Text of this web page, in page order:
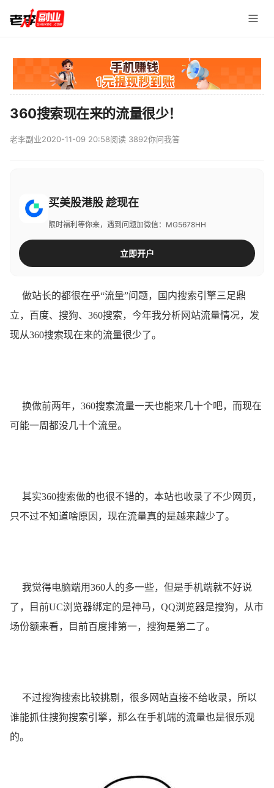
360搜索现在来的流量很少！
老李副业2020-11-09 20:58阅读 3892你问我答
买美股港股 趁现在
限时福利等你来，遇到问题加微信：MG5678HH
立即开户
做站长的都很在乎“流量”问题，国内搜索引擎三足鼎
立，百度、搜狗、360搜索，今年我分析网站流量情况，发
现从360搜索现在来的流量很少了。
换做前两年，360搜索流量一天也能来几十个吧，而现在
可能一周都没几十个流量。
其实360搜索做的也很不错的，本站也收录了不少网页，
只不过不知道啥原因，现在流量真的是越来越少了。
我觉得电脑端用360人的多一些，但是手机端就不好说
了，目前UC浏览器绑定的是神马，QQ浏览器是搜狗，从市
场份额来看，目前百度排第一，搜狗是第二了。
不过搜狗搜索比较挑剔，很多网站直接不给收录，所以
谁能抓住搜狗搜索引擎，那么在手机端的流量也是很乐观
的。